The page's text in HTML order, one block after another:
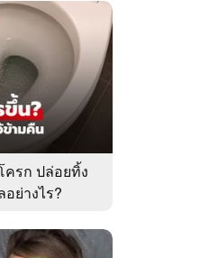
ครก ปล่อยทิ้ง
ย่างไร?